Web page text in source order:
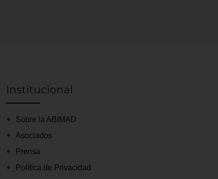
Institucional
Sobre la ABIMAD
Asociados
Prensa
Política de Privacidad